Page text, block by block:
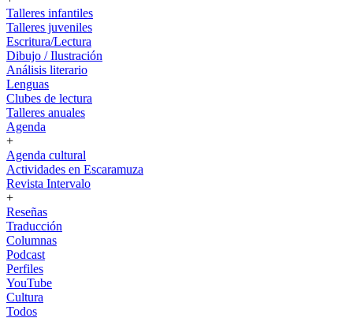
Talleres infantiles
Talleres juveniles
Escritura/Lectura
Dibujo / Ilustración
Análisis literario
Lenguas
Clubes de lectura
Talleres anuales
Agenda
+
Agenda cultural
Actividades en Escaramuza
Revista Intervalo
+
Reseñas
Traducción
Columnas
Podcast
Perfiles
YouTube
Cultura
Todos